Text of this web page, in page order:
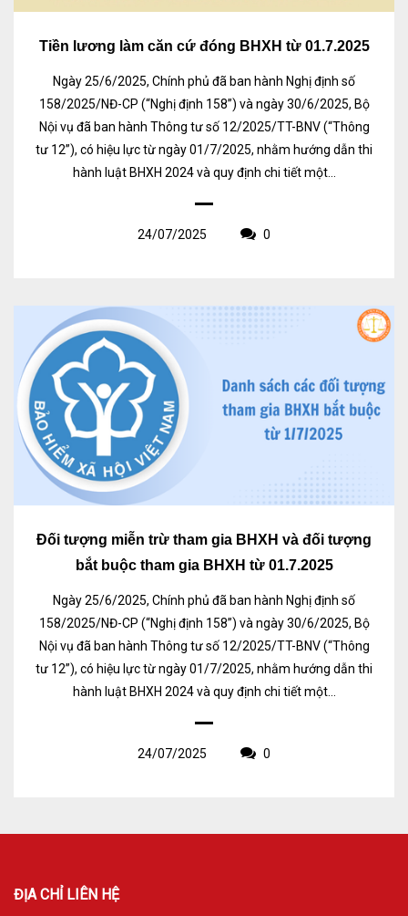
Tiền lương làm căn cứ đóng BHXH từ 01.7.2025
Ngày 25/6/2025, Chính phủ đã ban hành Nghị định số
158/2025/NĐ-CP (“Nghị định 158”) và ngày 30/6/2025, Bộ
Nội vụ đã ban hành Thông tư số 12/2025/TT-BNV (“Thông
tư 12”), có hiệu lực từ ngày 01/7/2025, nhằm hướng dẫn thi
hành luật BHXH 2024 và quy định chi tiết một...
24/07/2025 0
Đối tượng miễn trừ tham gia BHXH và đối tượng
bắt buộc tham gia BHXH từ 01.7.2025
Ngày 25/6/2025, Chính phủ đã ban hành Nghị định số
158/2025/NĐ-CP (“Nghị định 158”) và ngày 30/6/2025, Bộ
Nội vụ đã ban hành Thông tư số 12/2025/TT-BNV (“Thông
tư 12”), có hiệu lực từ ngày 01/7/2025, nhằm hướng dẫn thi
hành luật BHXH 2024 và quy định chi tiết một...
24/07/2025 0
ĐỊA CHỈ LIÊN HỆ